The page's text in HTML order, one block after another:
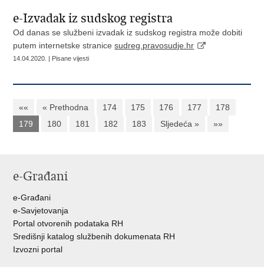
e-Izvadak iz sudskog registra
Od danas se službeni izvadak iz sudskog registra može dobiti
putem internetske stranicesudreg.pravosudje.hr
14.04.2020. | Pisane vijesti
«« « Prethodna 174 175 176 177
178
179
180 181 182 183 Sljedeća » »»
e-Građani
e-Građani
e-Savjetovanja
Portal otvorenih podataka RH
Središnji katalog službenih dokumenata RH
Izvozni portal